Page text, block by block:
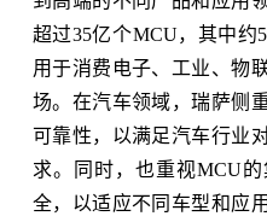
超过35亿个MCU，其中约
用于消费电子、工业、物
场。在汽车领域，瑞萨侧
可靠性，以满足汽车行业
求。同时，也重视MCU
全，以适应不同车型和应